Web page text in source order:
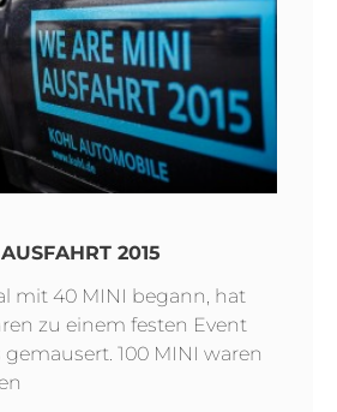
2015
mit 40 MINI begann, hat
zu einem festen Event
100 MINI waren